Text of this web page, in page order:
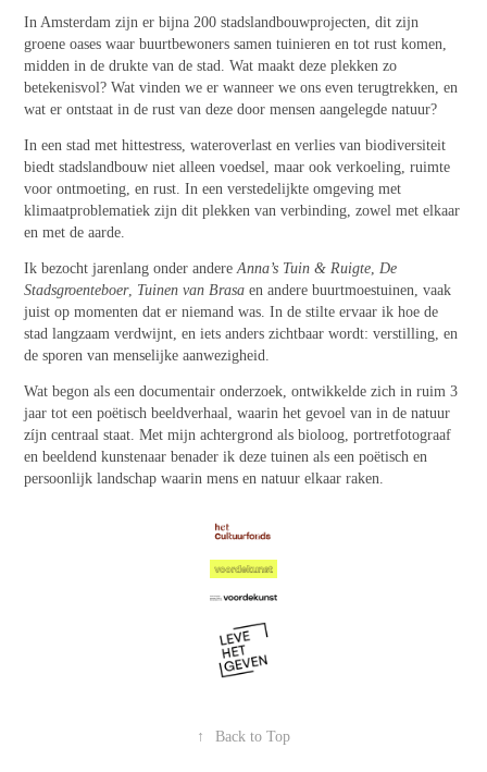
In Amsterdam zijn er bijna 200 stadslandbouwprojecten, dit zijn
groene oases waar buurtbewoners samen tuinieren en tot rust komen,
midden in de drukte van de stad. Wat maakt deze plekken zo
betekenisvol? Wat vinden we er wanneer we ons even terugtrekken, en
wat er ontstaat in de rust van deze door mensen aangelegde natuur?
In een stad met hittestress, wateroverlast en verlies van biodiversiteit
biedt stadslandbouw niet alleen voedsel, maar ook verkoeling, ruimte
voor ontmoeting, en rust. In een verstedelijkte omgeving met
klimaatproblematiek zijn dit plekken van verbinding, zowel met elkaar
en met de aarde.
Ik bezocht jarenlang onder andereAnna’s Tuin & Ruigte De
Stadsgroenteboer, Tuinen van Brasa en andere buurtmoestuinen, vaak
juist op momenten dat er niemand was. In de stilte ervaar ik hoe de
stad langzaam verdwijnt, en iets anders zichtbaar wordt: verstilling, en
de sporen van menselijke aanwezigheid.
Wat begon als een documentair onderzoek, ontwikkelde zich in ruim 3
jaar tot een poëtisch beeldverhaal, waarin het gevoel van in de natuur
zíjn centraal staat. Met mijn achtergrond als bioloog, portretfotograaf
en beeldend kunstenaar benader ik deze tuinen als een poëtisch en
persoonlijk landschap waarin mens en natuur elkaar raken.
↑ Back to Top